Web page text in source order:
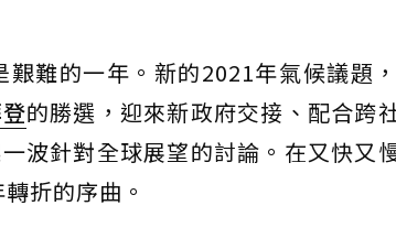
艱難的一年。新的2021年氣候議題
的勝選，迎來新政府交接、配合跨
波針對全球展望的討論。在又快又
折的序曲。